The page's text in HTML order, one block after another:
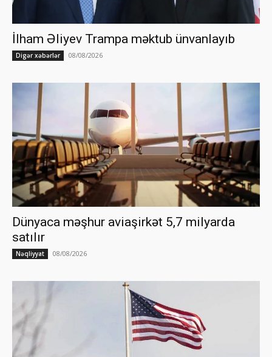
İlham Əliyev Trampa məktub ünvanlayıb
Digər xəbərlər 08/08/2026
Dünyaca məşhur aviaşirkət 5,7 milyarda
satılır
Nəqliyyat 08/08/2026